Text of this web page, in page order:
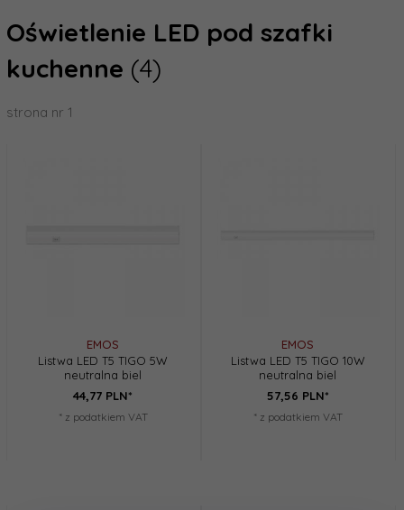
Oświetlenie LED pod szafki
kuchenne (4)
strona nr 1
EMOS
Listwa LED T5 TIGO 5W
neutralna biel
44,77 PLN*
* z podatkiem VAT
EMOS
Listwa LED T5 TIGO 10W
neutralna biel
57,56 PLN*
* z podatkiem VAT